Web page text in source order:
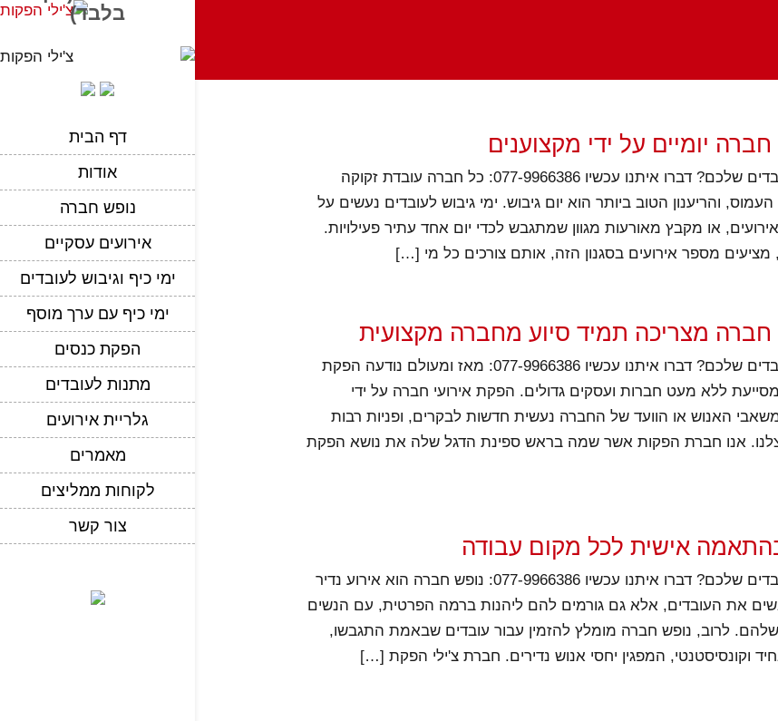
בלבד)
דף הבית
אודות
נופש חברה
אירועים עסקיים
ימי כיף וגיבוש לעובדים
ימי כיף עם ערך מוסף
הפקת כנסים
מתנות לעובדים
גלריית אירועים
מאמרים
לקוחות ממליצים
צור קשר
יומיים על ידי מקצוענים
רוצים לפנק את העובדים שלכם? דברו איתנו עכשיו 077-9966386: כל חברה עובדת זקוקה
והריענון הטוב ביותר הוא יום גיבוש. ימי גיבוש לעובדים נעשים על
או מקבץ מאורעות מגוון שמתגבש לכדי יום אחד עתיר פעילויות.
מספר אירועים בסגנון הזה, אותם צורכים כל מי […]
חברה מצריכה תמיד סיוע מחברה מקצועית
רוצים לפנק את העובדים שלכם? דברו איתנו עכשיו 077-9966386: מאז ומעולם נודעה הפקת
ללא מעט חברות ועסקים גדולים. הפקת אירועי חברה על ידי
האנוש או הוועד של החברה נעשית חדשות לבקרים, ופניות רבות
אנו חברת הפקות אשר שמה בראש ספינת הדגל שלה את נושא הפקת
אישית לכל מקום עבודה
רוצים לפנק את העובדים שלכם? דברו איתנו עכשיו 077-9966386: נופש חברה הוא אירוע נדיר
את העובדים, אלא גם גורמים להם ליהנות ברמה הפרטית, עם הנשים
לרוב, נופש חברה מומלץ להזמין עבור עובדים שבאמת התגבשו,
וקונסיסטנטי, המפגין יחסי אנוש נדירים. חברת צ'ילי הפקת […]